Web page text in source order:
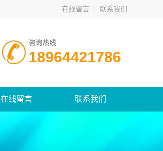
在线留言 联系我们
咨询热线
18964421786
在线留言 联系我们